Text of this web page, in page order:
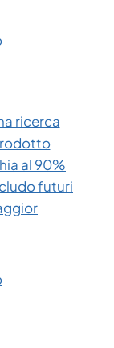
ricerca
al 90%
futuri